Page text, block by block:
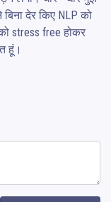
देर किए NLP को
stress free होकर
हूं।